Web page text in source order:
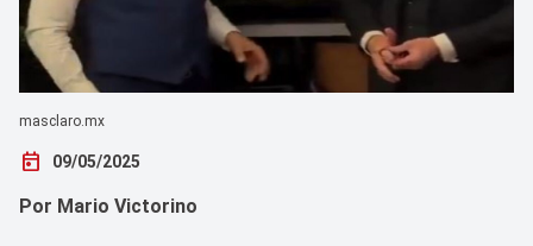
masclaro.mx
today 09/05/2025
Por Mario Victorino